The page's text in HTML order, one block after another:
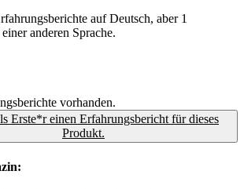
auf Deutsch, aber 1
anderen Sprache.
vorhanden.
Erste*r einen Erfahrungsbericht für dieses
Produkt.